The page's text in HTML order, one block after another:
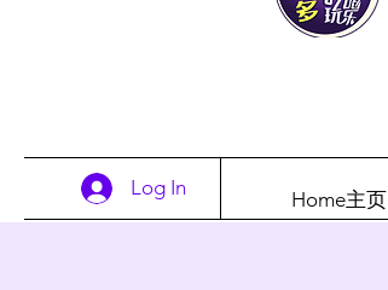
Log In Home主页